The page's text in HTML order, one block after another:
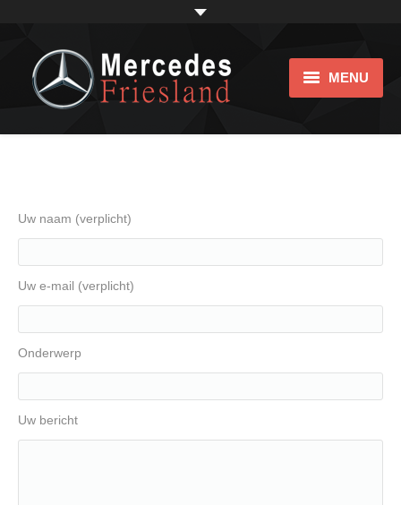
MENU
Links
Contact
Uw naam (verplicht)
Uw e-mail (verplicht)
Onderwerp
Uw bericht